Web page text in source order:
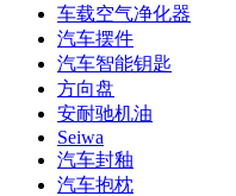
车载空气净化器
汽车摆件
汽车智能钥匙
方向盘
安耐驰机油
Seiwa
汽车封釉
汽车抱枕